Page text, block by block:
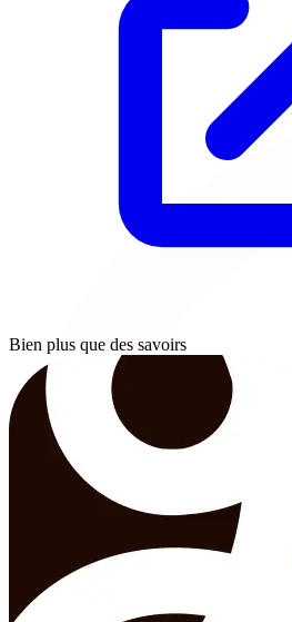
Bien plus que des savoirs